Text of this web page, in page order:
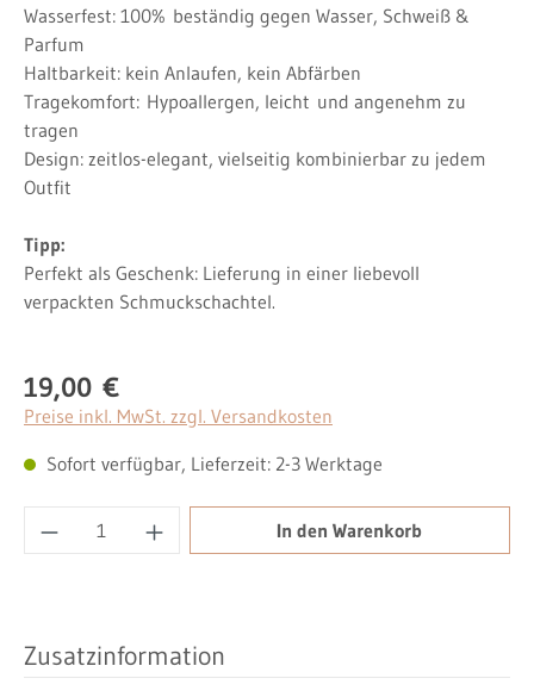
Wasserfest: 100% beständig gegen Wasser, Schweiß &
Parfum
Haltbarkeit: kein Anlaufen, kein Abfärben
Tragekomfort: Hypoallergen, leicht und angenehm zu
tragen
Design: zeitlos-elegant, vielseitig kombinierbar zu jedem
Outfit
Tipp:
Perfekt als Geschenk: Lieferung in einer liebevoll
verpackten Schmuckschachtel.
Regulärer Preis:
19,00 €
Preise inkl. MwSt. zzgl. Versandkosten
Sofort verfügbar, Lieferzeit: 2-3 Werktage
Produkt Anzahl: Gib den gewünschten
In den Warenkorb
Zusatzinformation